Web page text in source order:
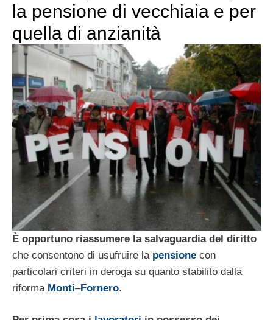
la pensione di vecchiaia e per
quella di anzianità
È opportuno riassumere la salvaguardia del diritto
che consentono di usufruire la pensione con
particolari criteri in deroga su quanto stabilito dalla
riforma Monti–Fornero.